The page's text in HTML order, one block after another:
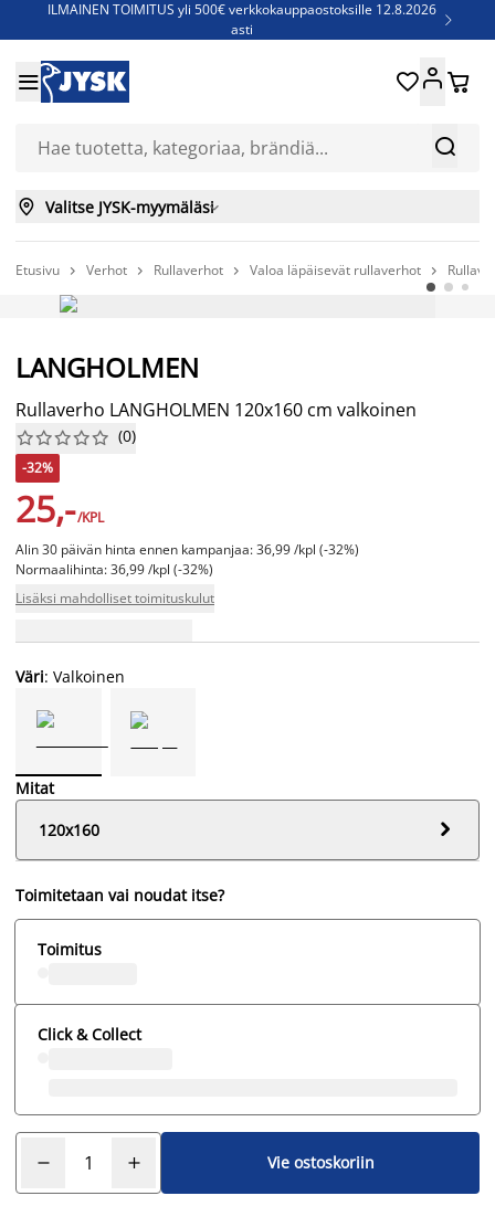
ILMAINEN TOIMITUS yli 500€ verkkokauppaostoksille 12.8.2026
asti

Jenkkisänkyjä - Säästä jopa 60%


 
 Valitse JYSK-myymäläsi
Etusivu  Verhot  Rullaverhot  Valoa läpäisevät rullaverhot 
LANGHOLMEN
Rullaverho LANGHOLMEN 120x160 cm valkoinen





 (0)
-32%
25,-/KPL
Alin 30 päivän hinta ennen kampanjaa: 36,99 /kpl (-32%)
Normaalihinta: 36,99 /kpl (-32%)
Lisäksi mahdolliset toimituskulut
Väri: Valkoinen
Mitat
120x160

Toimitetaan vai noudat itse?
Toimitus
Click & Collect
Vie ostoskoriin